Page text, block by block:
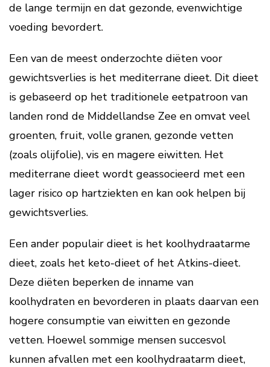
de lange termijn en dat gezonde, evenwichtige
voeding bevordert.
Een van de meest onderzochte diëten voor
gewichtsverlies is het mediterrane dieet. Dit dieet
is gebaseerd op het traditionele eetpatroon van
landen rond de Middellandse Zee en omvat veel
groenten, fruit, volle granen, gezonde vetten
(zoals olijfolie), vis en magere eiwitten. Het
mediterrane dieet wordt geassocieerd met een
lager risico op hartziekten en kan ook helpen bij
gewichtsverlies.
Een ander populair dieet is het koolhydraatarme
dieet, zoals het keto-dieet of het Atkins-dieet.
Deze diëten beperken de inname van
koolhydraten en bevorderen in plaats daarvan een
hogere consumptie van eiwitten en gezonde
vetten. Hoewel sommige mensen succesvol
kunnen afvallen met een koolhydraatarm dieet,